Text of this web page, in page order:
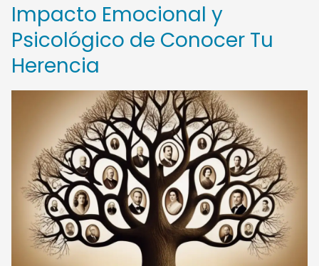
Impacto Emocional y
Psicológico de Conocer Tu
Herencia